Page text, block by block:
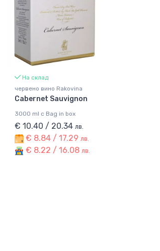
На склад
червено вино Rakovina
Cabernet Sauvignon
3000 ml с Bag in box
€ 10.40 / 20.34лв.
€ 8.84 / 17.29лв.
€ 8.22 / 16.08лв.